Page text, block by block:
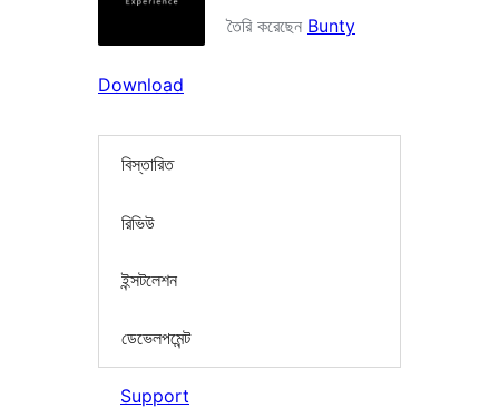
তৈরি করেছেন Bunty
Download
বিস্তারিত
রিভিউ
ইন্সটলেশন
ডেভেলপমেন্ট
Support